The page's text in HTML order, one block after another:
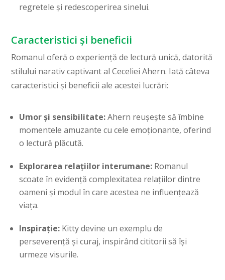
regretele și redescoperirea sinelui.
Caracteristici și beneficii
Romanul oferă o experiență de lectură unică, datorită
stilului narativ captivant al Ceceliei Ahern. Iată câteva
caracteristici și beneficii ale acestei lucrări:
Umor și sensibilitate:Ahern reușește să îmbine
momentele amuzante cu cele emoționante, oferind
o lectură plăcută.
Explorarea relațiilor interumane: Romanul
scoate în evidență complexitatea relațiilor dintre
oameni și modul în care acestea ne influențează
viața.
Inspirație: Kitty devine un exemplu de
perseverență și curaj, inspirând cititorii să își
urmeze visurile.